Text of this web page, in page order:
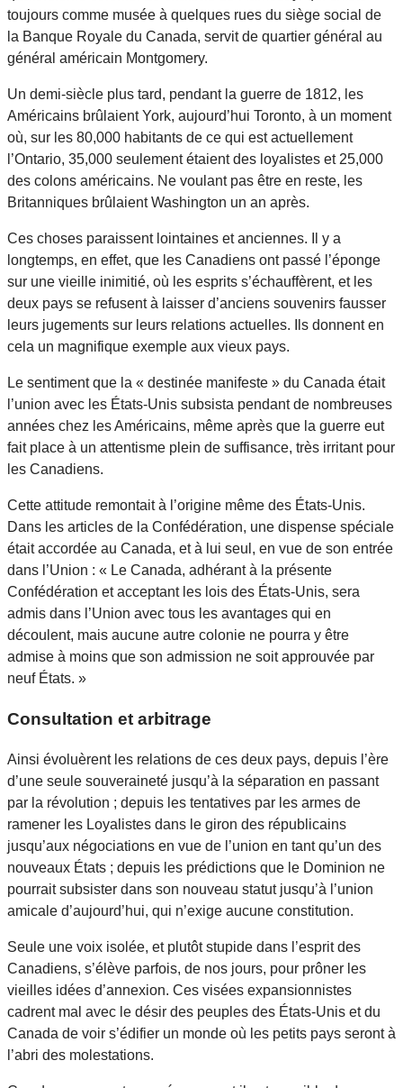
toujours comme musée à quelques rues du siège social de
la Banque Royale du Canada, servit de quartier général au
général américain Montgomery.
Un demi-siècle plus tard, pendant la guerre de 1812, les
Américains brûlaient York, aujourd’hui Toronto, à un moment
où, sur les 80,000 habitants de ce qui est actuellement
l’Ontario, 35,000 seulement étaient des loyalistes et 25,000
des colons américains. Ne voulant pas être en reste, les
Britanniques brûlaient Washington un an après.
Ces choses paraissent lointaines et anciennes. Il y a
longtemps, en effet, que les Canadiens ont passé l’éponge
sur une vieille inimitié, où les esprits s’échauffèrent, et les
deux pays se refusent à laisser d’anciens souvenirs fausser
leurs jugements sur leurs relations actuelles. Ils donnent en
cela un magnifique exemple aux vieux pays.
Le sentiment que la « destinée manifeste » du Canada était
l’union avec les États-Unis subsista pendant de nombreuses
années chez les Américains, même après que la guerre eut
fait place à un attentisme plein de suffisance, très irritant pour
les Canadiens.
Cette attitude remontait à l’origine même des États-Unis.
Dans les articles de la Confédération, une dispense spéciale
était accordée au Canada, et à lui seul, en vue de son entrée
dans l’Union : « Le Canada, adhérant à la présente
Confédération et acceptant les lois des États-Unis, sera
admis dans l’Union avec tous les avantages qui en
découlent, mais aucune autre colonie ne pourra y être
admise à moins que son admission ne soit approuvée par
neuf États. »
Consultation et arbitrage
Ainsi évoluèrent les relations de ces deux pays, depuis l’ère
d’une seule souveraineté jusqu’à la séparation en passant
par la révolution ; depuis les tentatives par les armes de
ramener les Loyalistes dans le giron des républicains
jusqu’aux négociations en vue de l’union en tant qu’un des
nouveaux États ; depuis les prédictions que le Dominion ne
pourrait subsister dans son nouveau statut jusqu’à l’union
amicale d’aujourd’hui, qui n’exige aucune constitution.
Seule une voix isolée, et plutôt stupide dans l’esprit des
Canadiens, s’élève parfois, de nos jours, pour prôner les
vieilles idées d’annexion. Ces visées expansionnistes
cadrent mal avec le désir des peuples des États-Unis et du
Canada de voir s’édifier un monde où les petits pays seront à
l’abri des molestations.